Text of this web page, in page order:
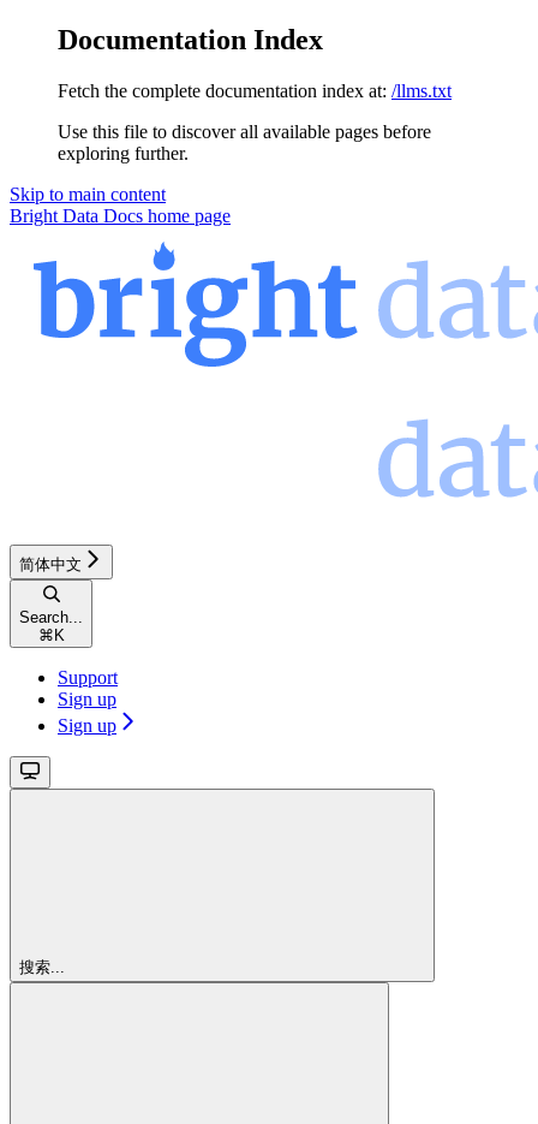
Documentation Index
Fetch the complete documentation index at: /llms.txt
Use this file to discover all available pages before
exploring further.
Skip to main content
Bright Data Docs home page
简体中文
Search...
⌘ K
Support
Sign up
Sign up
搜索...